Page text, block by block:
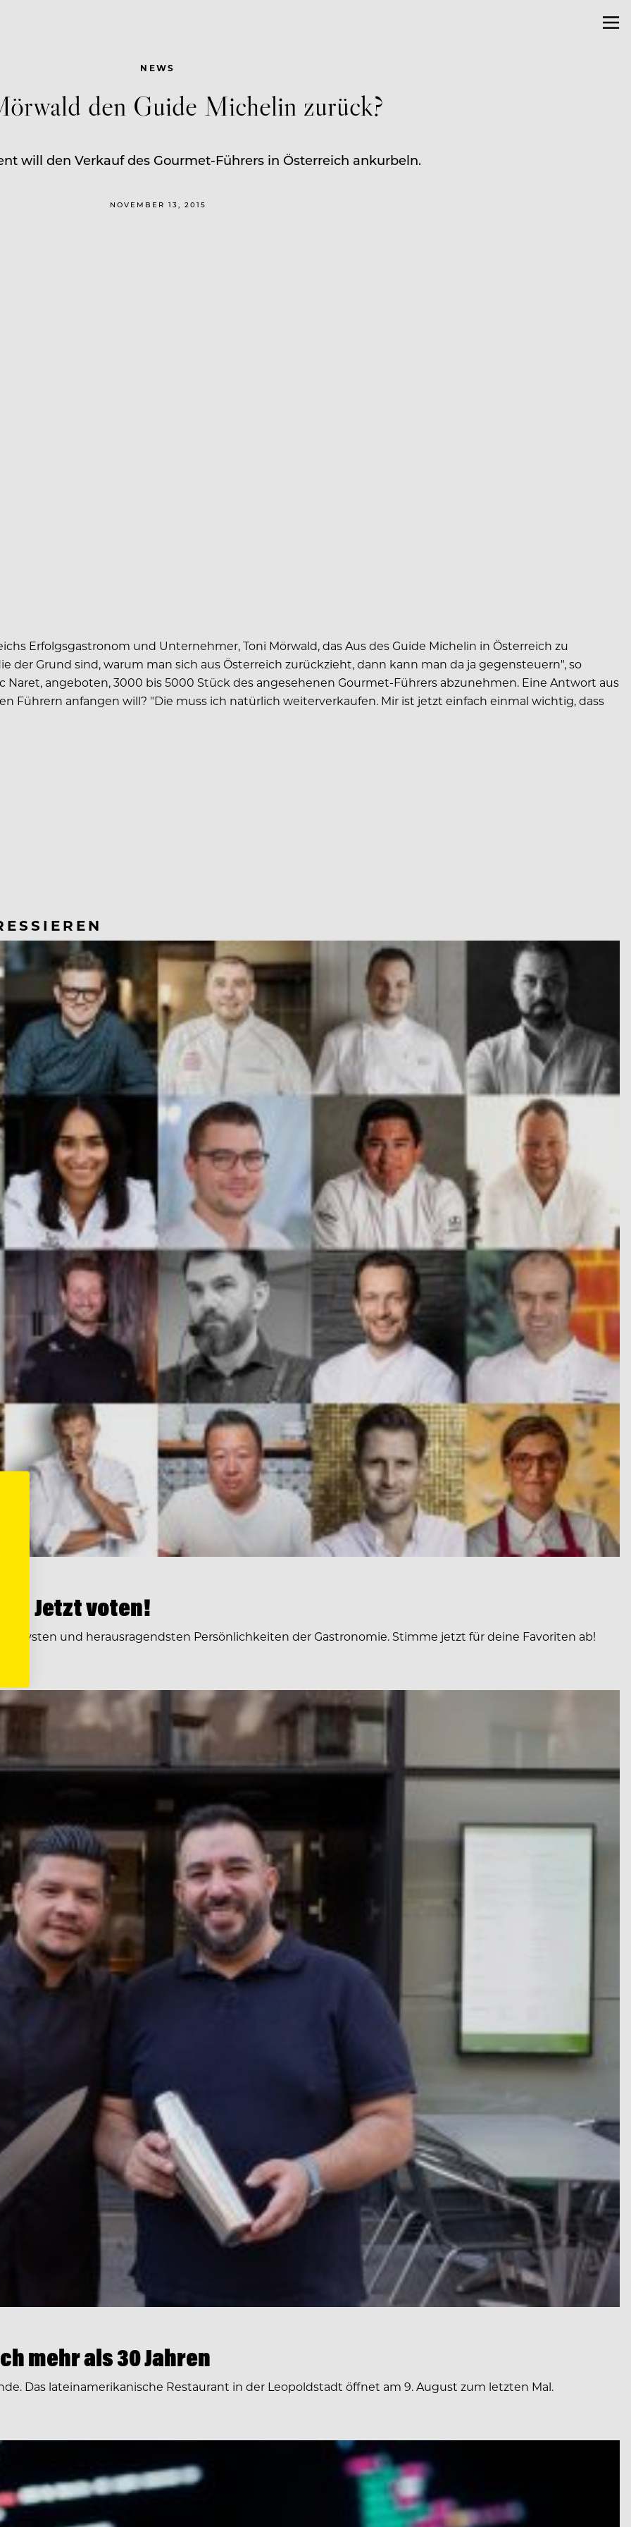
NEWS
den Guide Michelin zurück?
will den Verkauf des Gourmet-Führers in Österreich ankurbeln.
NOVEMBER 13, 2015
Erfolgsgastronom und Unternehmer, Toni Mörwald, das Aus des Guide Michelin in Österreich zu
der Grund sind, warum man sich aus Österreich zurückzieht, dann kann man da ja gegensteuern", so
Naret, angeboten, 3000 bis 5000 Stück des angesehenen Gourmet-Führers abzunehmen. Eine Antwort aus
Führern anfangen will? "Die muss ich natürlich weiterverkaufen. Mir ist jetzt einfach einmal wichtig, dass
Jetzt voten!
und herausragendsten Persönlichkeiten der Gastronomie. Stimme jetzt für deine Favoriten ab!
mehr als 30 Jahren
Das lateinamerikanische Restaurant in der Leopoldstadt öffnet am 9. August zum letzten Mal.